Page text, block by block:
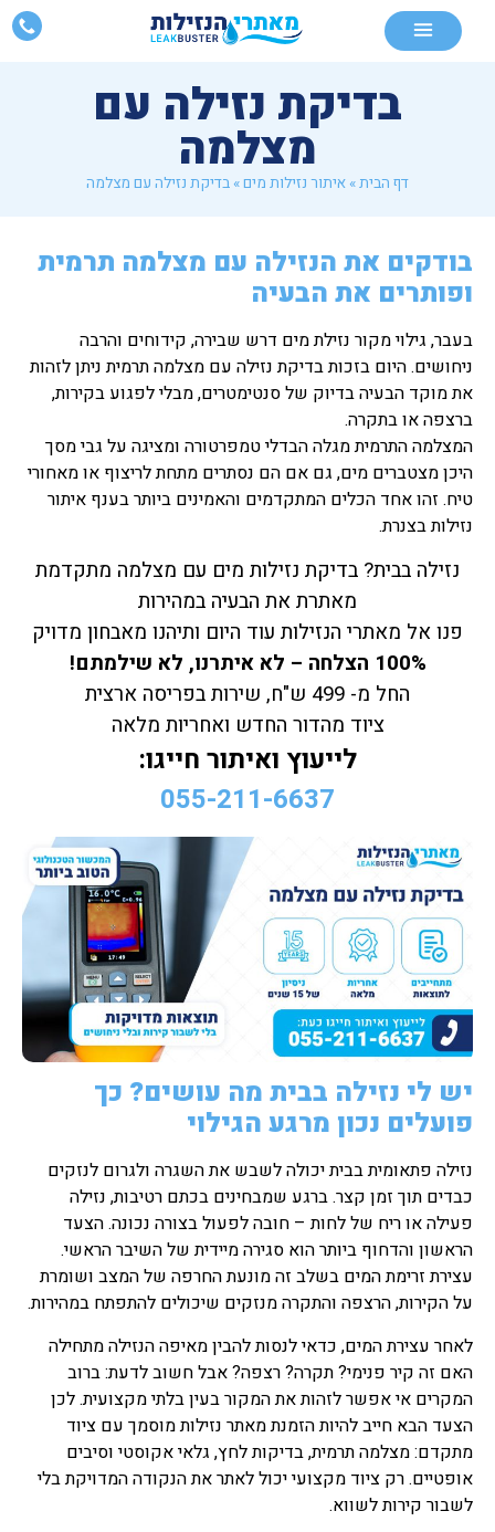
בדיקת נזילה עם
מצלמה
דף הבית»איתור נזילות מים »בדיקת נזילה עם מצלמה
בודקים את הנזילה עם מצלמה תרמית
ופותרים את הבעיה
בעבר, גילוי מקור נזילת מים דרש שבירה, קידוחים והרבה
ניחושים. היום בזכות בדיקת נזילה עם מצלמה תרמית ניתן לזהות
את מוקד הבעיה בדיוק של סנטימטרים, מבלי לפגוע בקירות,
ברצפה או בתקרה.
המצלמה התרמית מגלה הבדלי טמפרטורה ומציגה על גבי מסך
היכן מצטברים מים, גם אם הם נסתרים מתחת לריצוף או מאחורי
טיח. זהו אחד הכלים המתקדמים והאמינים ביותר בענף איתור
נזילות בצנרת.
נזילה בבית? בדיקת נזילות מים עם מצלמה מתקדמת
מאתרת את הבעיה במהירות
פנו אל מאתרי הנזילות עוד היום ותיהנו מאבחון מדויק
100% הצלחה – לא איתרנו, לא שילמתם!
החל מ- 499 ש"ח, שירות בפריסה ארצית
ציוד מהדור החדש ואחריות מלאה
לייעוץ ואיתור חייגו:
055-211-6637
יש לי נזילה בבית מה עושים? כך
פועלים נכון מרגע הגילוי
נזילה פתאומית בבית יכולה לשבש את השגרה ולגרום לנזקים
כבדים תוך זמן קצר. ברגע שמבחינים בכתם רטיבות, נזילה
פעילה או ריח של לחות – חובה לפעול בצורה נכונה. הצעד
הראשון והדחוף ביותר הוא סגירה מיידית של השיבר הראשי.
עצירת זרימת המים בשלב זה מונעת החרפה של המצב ושומרת
על הקירות, הרצפה והתקרה מנזקים שיכולים להתפתח במהירות.
לאחר עצירת המים, כדאי לנסות להבין מאיפה הנזילה מתחילה
האם זה קיר פנימי? תקרה? רצפה? אבל חשוב לדעת: ברוב
המקרים אי אפשר לזהות את המקור בעין בלתי מקצועית. לכן
הצעד הבא חייב להיות הזמנת מאתר נזילות מוסמך עם ציוד
מתקדם: מצלמה תרמית, בדיקות לחץ, גלאי אקוסטי וסיבים
אופטיים. רק ציוד מקצועי יכול לאתר את הנקודה המדויקת בלי
לשבור קירות לשווא.